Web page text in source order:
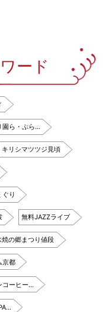
ード
園ら・ぷら…
キリシマツツジ見頃
ぐり
無料JAZZライブ
焼の郷まつり値段
京都
コーヒー…